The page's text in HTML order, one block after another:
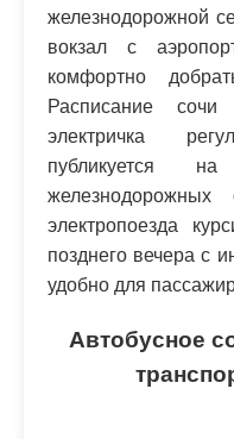
железнодорожной
вокзал с
комфортно
Расписание
электричка
публикуется
электропоезда
позднего вечера с
удобно для
Автобусное